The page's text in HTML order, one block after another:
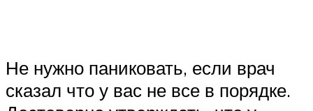
Не нужно паниковать, если врач
сказал что у вас не все в порядке.